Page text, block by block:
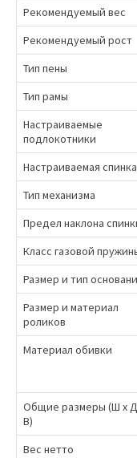
Рекомендуемый вес
Рекомендуемый рост
Тип пены
Тип рамы
Настраиваемые
подлокотники
Настраиваемая спинка
Тип механизма
Предел наклона
Класс газовой
Размер и тип
Размер и материал
роликов
Материал обивки
Общие размеры (Ш x
В)
Вес нетто